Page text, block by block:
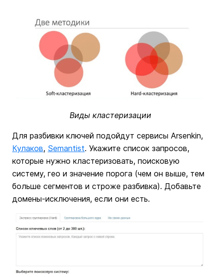
Виды кластеризации
Для разбивки ключей подойдут сервисы Arsenkin,
Кулаков, Semantist. Укажите список запросов,
которые нужно кластеризовать, поисковую
систему, гео и значение порога (чем он выше, тем
больше сегментов и строже разбивка). Добавьте
домены-исключения, если они есть.